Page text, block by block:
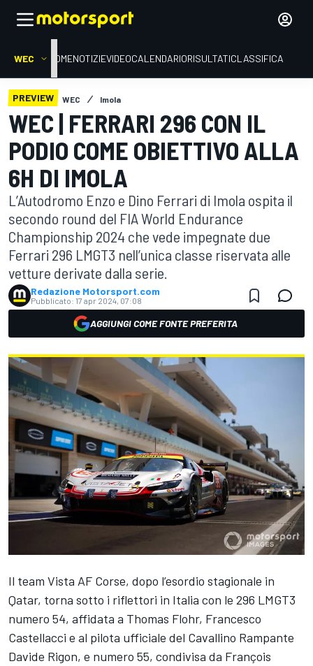
WEC HOMENOTIZIEVIDEOCALENDARIORISULTATICLASSIFICA
PREVIEW WEC Imola
WEC | FERRARI 296 CON IL
PODIO COME OBIETTIVO ALLA
6H DI IMOLA
L’Autodromo Enzo e Dino Ferrari di Imola ospita il
secondo round del FIA World Endurance
Championship 2024 che vede impegnate due
Ferrari 296 LMGT3 nell’unica classe riservata alle
vetture derivate dalla serie.
Redazione Motorsport.com
Pubblicato: 17 apr 2024, 07:08
AGGIUNGI COME FONTE PREFERITA
Il team Vista AF Corse, dopo l’esordio stagionale in
Qatar, torna sotto i riflettori in Italia con le 296 LMGT3
numero 54, affidata a Thomas Flohr, Francesco
Castellacci e al pilota ufficiale del Cavallino Rampante
Davide Rigon, e numero 55, condivisa da François